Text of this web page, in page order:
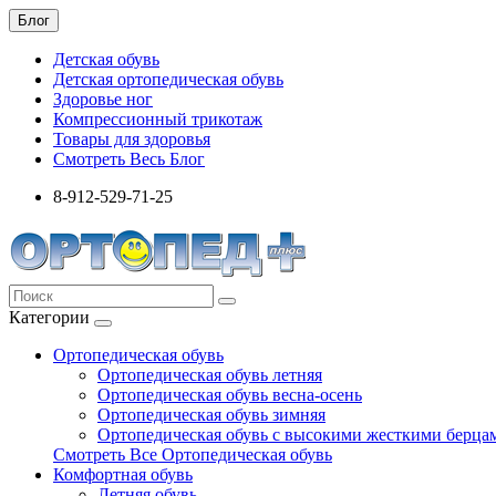
Блог
Детская обувь
Детская ортопедическая обувь
Здоровье ног
Компрессионный трикотаж
Товары для здоровья
Смотреть Весь Блог
8-912-529-71-25
Категории
Ортопедическая обувь
Ортопедическая обувь летняя
Ортопедическая обувь весна-осень
Ортопедическая обувь зимняя
Ортопедическая обувь с высокими жесткими
Смотреть Все Ортопедическая обувь
Комфортная обувь